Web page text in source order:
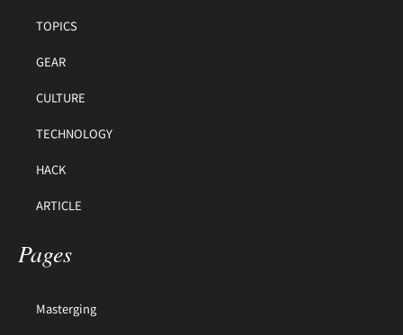
TOPICS
GEAR
CULTURE
TECHNOLOGY
HACK
ARTICLE
Pages
Masterging